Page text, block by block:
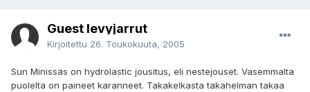
Guest levyjarrut
Kirjoitettu 26. Toukokuuta, 2005
Sun Minissäs on hydrolastic jousitus, eli nestejouset. Vasemmalta
puolelta on paineet karanneet. Takakelkasta takahelman takaa